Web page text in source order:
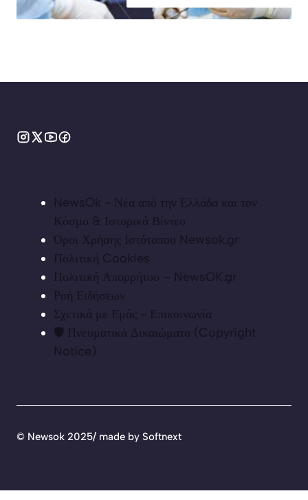
NewsOk - Νέα από την Ελλάδα και τον
Κόσμο & Ιστορικά Βίντεο
Όροι Χρήσης Ιστότοπου Newsok.gr
Πολιτική Cookies
Πολιτική Απορρήτου – NewsOK.gr
Ροή Ειδήσεων
Σχετικά με Εμάς - Επικοινωνία
🛡️ Πνευματικά Δικαιώματα (Copyright
Notice)
© Newsok 2025/ made by Softnext